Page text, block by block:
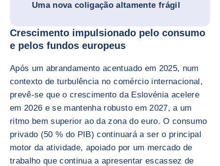
Uma nova coligação altamente frágil
Crescimento impulsionado pelo consumo
e pelos fundos europeus
Após um abrandamento acentuado em 2025, num
contexto de turbulência no comércio internacional,
prevê-se que o crescimento da Eslovénia acelere
em 2026 e se mantenha robusto em 2027, a um
ritmo bem superior ao da zona do euro. O consumo
privado (50 % do PIB) continuará a ser o principal
motor da atividade, apoiado por um mercado de
trabalho que continua a apresentar escassez de